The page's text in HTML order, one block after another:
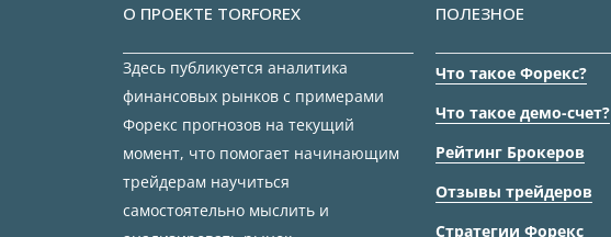
О ПРОЕКТЕ TORFOREX
Здесь публикуется аналитика
финансовых рынков с примерами
Форекс прогнозов на текущий
момент, что помогает начинающим
трейдерам научиться
самостоятельно мыслить и
ПОЛЕЗНОЕ
Что такое Форекс?
Что такое демо-счет?
Рейтинг Брокеров
Отзывы трейдеров
Стратегии Форекс